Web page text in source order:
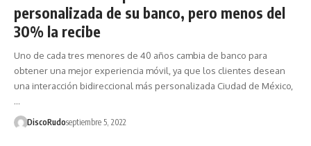
personalizada de su banco, pero menos del
30% la recibe
Uno de cada tres menores de 40 años cambia de banco para
obtener una mejor experiencia móvil, ya que los clientes desean
una interacción bidireccional más personalizada Ciudad de México,
…
DiscoRudoseptiembre 5, 2022